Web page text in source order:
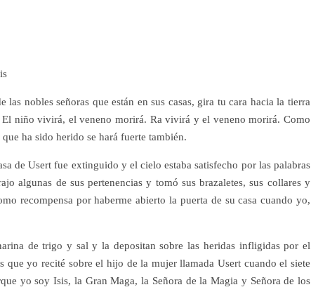
nobles señoras que están en sus casas, gira tu cara hacia la tierra
El niño vivirá, el veneno morirá. Ra vivirá y el veneno morirá. Como
ha sido herido se hará fuerte también.
de Usert fue extinguido y el cielo estaba satisfecho por las palabras
algunas de sus pertenencias y tomó sus brazaletes, sus collares y
recompensa por haberme abierto la puerta de su casa cuando yo,
de trigo y sal y la depositan sobre las heridas infligidas por el
yo recité sobre el hijo de la mujer llamada Usert cuando el siete
yo soy Isis, la Gran Maga, la Señora de la Magia y Señora de los